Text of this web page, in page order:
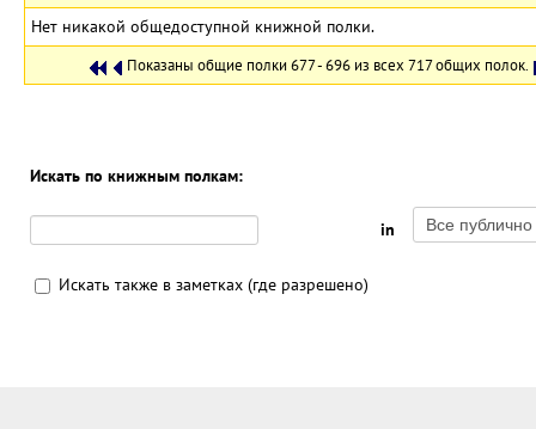
Показаны общие полки 677 - 696 из всех 717 общих полок.
Нет никакой общедоступной книжной полки.
Искать по книжным полкам:
in
Искать также в заметках (где разрешено)